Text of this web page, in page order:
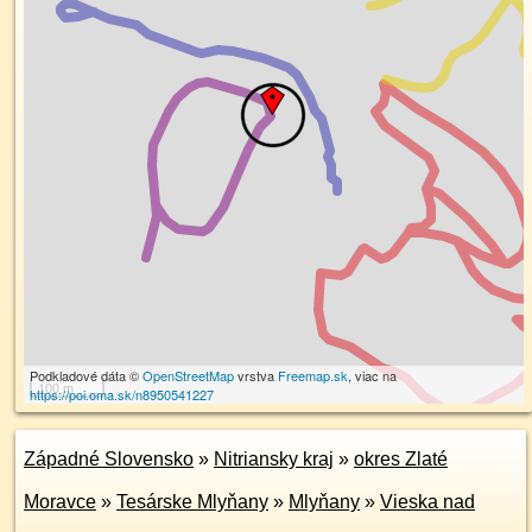
100 m
Podkladové dáta ©OpenStreetMapvrstva Freemap.sk, viac na
https://poi.oma.sk/n8950541227
Západné Slovensko » Nitriansky kraj » okres Zlaté
Moravce » Tesárske Mlyňany » Mlyňany » Vieska nad